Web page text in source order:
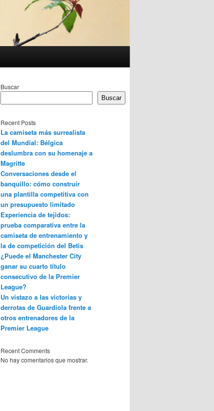
Buscar
Buscar
Recent Posts
La camiseta más surrealista
del Mundial: Bélgica
deslumbra con su homenaje a
Magritte
Conversaciones desde el
banquillo: cómo construir
una plantilla competitiva con
un presupuesto limitado
Experiencia de tejidos:
prueba comparativa entre la
camiseta de entrenamiento y
la de competición del Betis
¿Puede el Manchester City
ganar su cuarto título
consecutivo de la Premier
League?
Un vistazo a las victorias y
derrotas de Guardiola frente a
otros entrenadores de la
Premier League
Recent Comments
No hay comentarios que mostrar.